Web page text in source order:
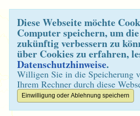
Diese Webseite möchte
Computer speichern, um
zukünftig verbessern zu
über Cookies zu erfahren,
Datenschutzhinweise.
Willigen Sie in die Speicherung
Ihrem Rechner durch diese